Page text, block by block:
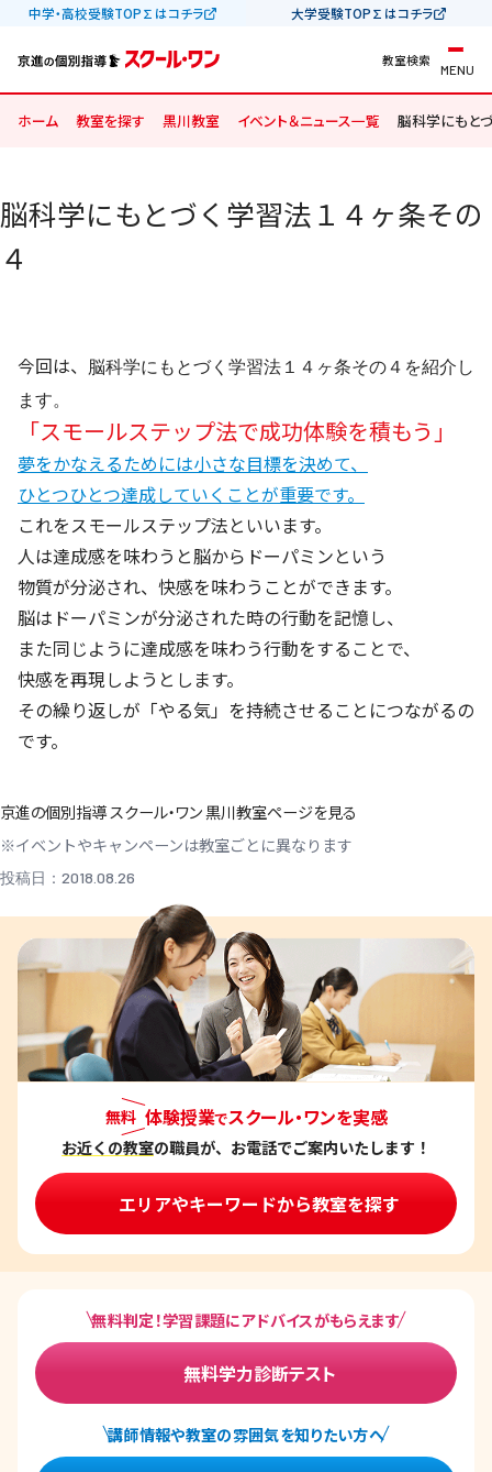
中学・高校受験TOP∑はコチラ 大学受験TOP∑はコチラ
教室検索
MENU
ホーム 教室を探す 黒川教室 イベント＆ニュース一覧 脳科学にもと
脳科学にもとづく学習法１４ヶ条その
４
今回は、
脳科学にもとづく学習法１４ヶ条その４を紹介し
ます。
「スモールステップ法で成功体験を積もう」
夢をかなえるためには小さな目標を決めて、
ひとつひとつ達成していくことが重要です。
これをスモールステップ法といいます。
人は達成感を味わうと脳からドーパミンという
物質が分泌され、快感を味わうことができます。
脳はドーパミンが分泌された時の行動を記憶し、
また同じように達成感を味わう行動をすることで、
快感を再現しようとします。
その繰り返しが「やる気」を持続させることにつながるの
です。
京進の個別指導 スクール・ワン 黒川教室ページを見る
※イベントやキャンペーンは教室ごとに異なります
投稿日：2018.08.26
無料 体験授業でスクール・ワンを実感
お近くの教室の職員が、お電話でご案内いたします！
エリアやキーワードから教室を探す
無料判定！学習課題にアドバイスがもらえます
無料学力診断テスト
講師情報や教室の雰囲気を知りたい方へ